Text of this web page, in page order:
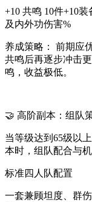
+10 共鸣 10件+10
及内外功伤害%
养成策略： 前期应
共鸣后再逐步冲击
鸣，收益极低。
🤝 高阶副本：组队
当等级达到65级以
本时，组队配合与
标准四人队配置
一套兼顾坦度、群